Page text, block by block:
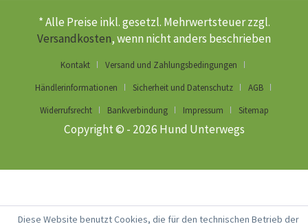
* Alle Preise inkl. gesetzl. Mehrwertsteuer zzgl.
Versandkosten, wenn nicht anders beschrieben
Kontakt
Versand und Zahlungsbedingungen
Händlerinformationen
Sicherheit und Datenschutz
AGB
Widerrufsrecht
Bankverbindung Impressum Sitemap
Copyright © - 2026 Hund Unterwegs
Diese Website benutzt Cookies, die für den technischen Betrieb der